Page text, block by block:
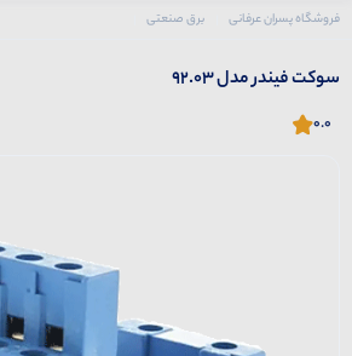
فروشگاه پسران عرفانی برق صنعتی
سوکت فیندر مدل 92.03
0.0